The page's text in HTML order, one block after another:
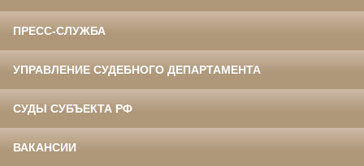
ПРЕСС-СЛУЖБА
УПРАВЛЕНИЕ СУДЕБНОГО ДЕПАРТАМЕНТА
СУДЫ СУБЪЕКТА РФ
ВАКАНСИИ